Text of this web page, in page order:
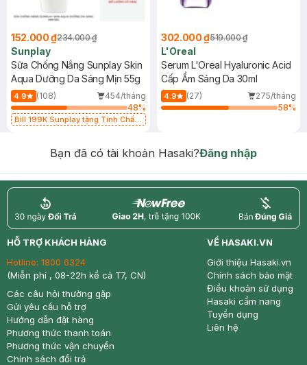
152.000 ₫234.000 ₫
Sunplay
Sữa Chống Nắng Sunplay Skin
Aqua Dưỡng Da Sáng Mịn 55g
4.9 (108)
454/tháng
48%
Bill 199K Sunplay tặng Tinh Chất
302.000 ₫519.000 ₫
L'Oreal
Serum L'Oreal Hyaluronic Acid
Cấp Ẩm Sáng Da 30ml
4.9 (27)
275/tháng
58%
Bạn đã có tài khoản Hasaki?Đăng nhập
return nowfree price
HỖ TRỢ KHÁCH HÀNG
Hotline: 1800 6324
(Miễn phí , 08-22h kể cả T7, CN)
Các câu hỏi thường gặp
Gửi yêu cầu hỗ trợ
Hướng dẫn đặt hàng
Phương thức thanh toán
Phương thức vận chuyển
Chính sách đổi trả
VỀ HASAKI.VN
Giới thiệu Hasaki.vn
Chính sách bảo mật
Điều khoản sử dụng
Hasaki cẩm nang
Tuyển dụng
Liên hệ